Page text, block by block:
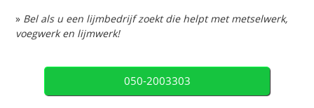
» Bel als u een lijmbedrijf zoekt die helpt met metselwerk,
voegwerk en lijmwerk!
050-2003303